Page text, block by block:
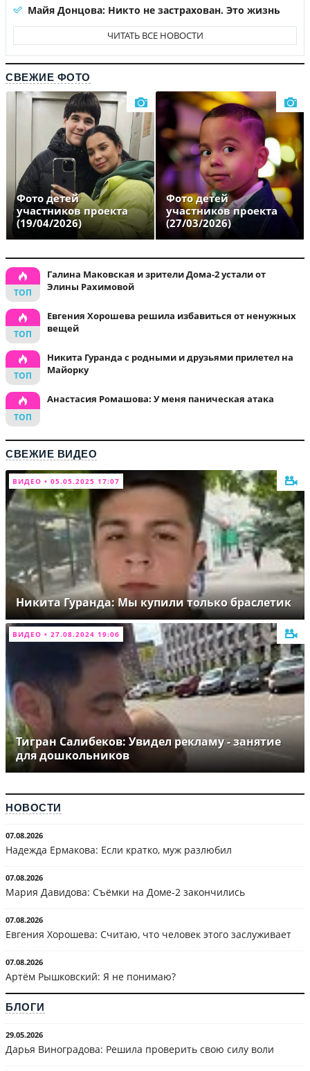
Майя Донцова: Никто не застрахован. Это жизнь
ЧИТАТЬ ВСЕ НОВОСТИ
СВЕЖИЕ ФОТО
Фото детей
участников проекта
(19/04/2026)
Фото детей
участников проекта
(27/03/2026)
Галина Маковская и зрители Дома-2 устали от
Элины Рахимовой
Евгения Хорошева решила избавиться от ненужных
вещей
Никита Гуранда с родными и друзьями прилетел на
Майорку
Анастасия Ромашова: У меня паническая атака
СВЕЖИЕ ВИДЕО
ВИДЕО • 05.05.2025 17:07
Никита Гуранда: Мы купили только браслетик
ВИДЕО • 27.08.2024 19:06
Тигран Салибеков: Увидел рекламу - занятие
для дошкольников
НОВОСТИ
07.08.2026
Надежда Ермакова: Если кратко, муж разлюбил
07.08.2026
Мария Давидова: Съёмки на Доме-2 закончились
07.08.2026
Евгения Хорошева: Считаю, что человек этого заслуживает
07.08.2026
Артём Рышковский: Я не понимаю?
БЛОГИ
29.05.2026
Дарья Виноградова: Решила проверить свою силу воли